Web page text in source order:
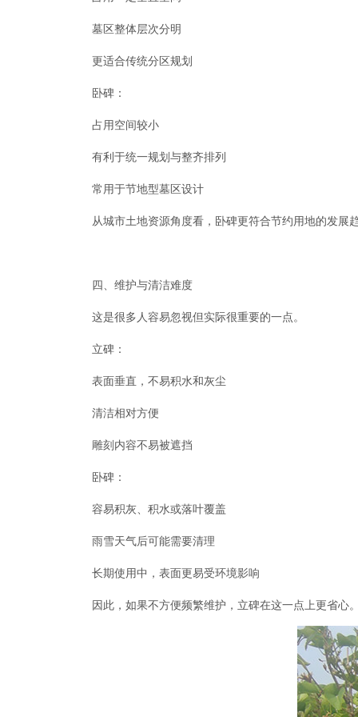
墓区整体层次分明
更适合传统分区规划
卧碑：
占用空间较小
有利于统一规划与整齐排列
常用于节地型墓区设计
从城市土地资源角度看，卧碑更符合节约用地的发展
四、维护与清洁难度
这是很多人容易忽视但实际很重要的一点。
立碑：
表面垂直，不易积水和灰尘
清洁相对方便
雕刻内容不易被遮挡
卧碑：
容易积灰、积水或落叶覆盖
雨雪天气后可能需要清理
长期使用中，表面更易受环境影响
因此，如果不方便频繁维护，立碑在这一点上更省心